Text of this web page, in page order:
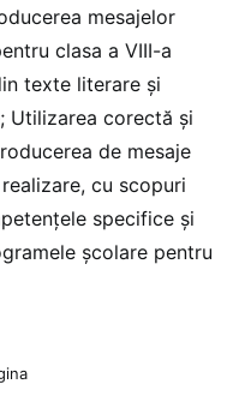
mesajelor
clasa a VIII-a
texte literare și
Utilizarea corectă și
de mesaje
cu scopuri
specifice și
școlare pentru